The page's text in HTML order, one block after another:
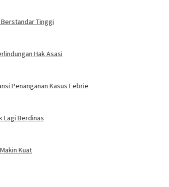
Berstandar Tinggi
Hak Asasi
Penanganan Kasus Febrie
Lagi Berdinas
Kuat